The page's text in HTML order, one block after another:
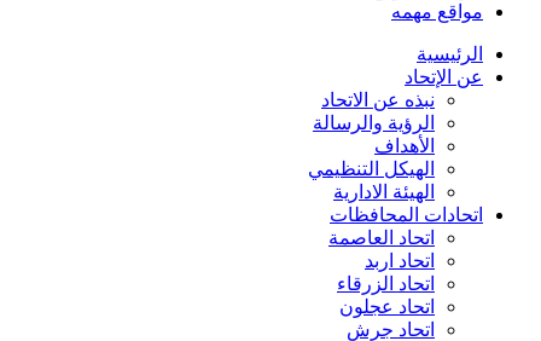
مواقع مهمه
الرئيسية
عن الإتحاد
نبذه عن الاتحاد
الرؤية والرسالة
الأهداف
الهيكل التنظيمي
الهيئة الادارية
اتحادات المحافظات
اتحاد العاصمة
اتحاد اربد
اتحاد الزرقاء
اتحاد عجلون
اتحاد جرش